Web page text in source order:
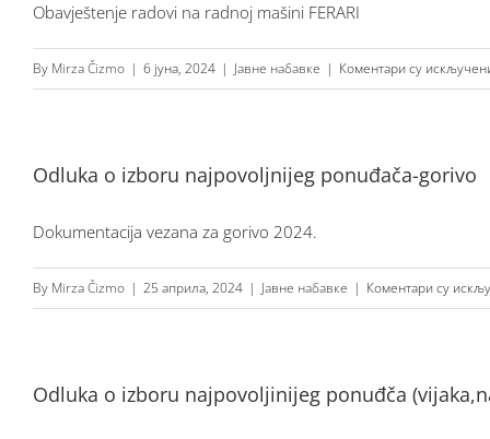
Obavještenje radovi na radnoj mašini FERARI
By Mirza Čizmo | 6 јуна, 2024 | Јавне набавке | Коментари су
Odluka o izboru najpovoljnijeg ponuđača-gorivo
Dokumentacija vezana za gorivo 2024.
By Mirza Čizmo | 25 априла, 2024 | Јавне набавке | Коментари су
Odluka o izboru najpovoljinijeg ponuđča